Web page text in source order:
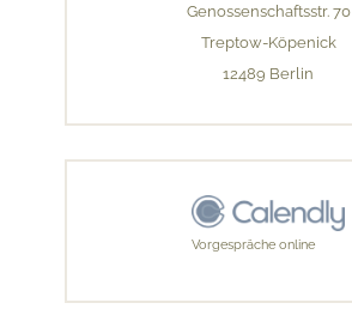
Genossenschaftsstr. 70
Treptow-Köpenick
12489 Berlin
Vorgespräche online